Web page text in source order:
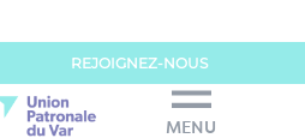
MENU
REJOIGNEZ-NOUS